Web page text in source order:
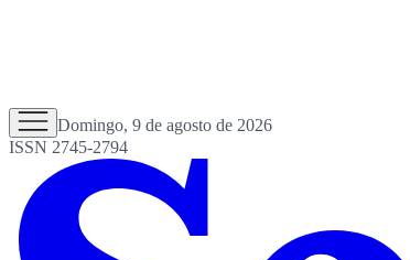
Domingo, 9 de agosto de 2026
ISSN 2745-2794